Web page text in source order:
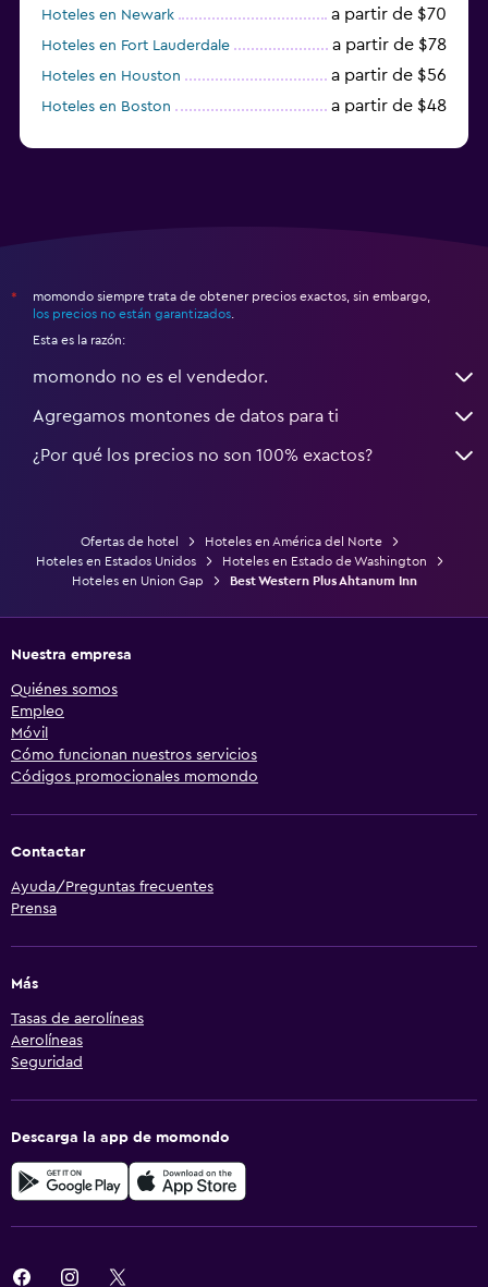
Hoteles en Newark a partir de $70
Hoteles en Fort Lauderdale a partir de $78
Hoteles en Houston a partir de $56
Hoteles en Boston a partir de $48
*
momondo siempre trata de obtener precios exactos, sin embargo,
los precios no están garantizados
Esta es la razón:
momondo no es el vendedor.
Agregamos montones de datos para ti
¿Por qué los precios no son 100% exactos?
Ofertas de hotel
Hoteles en América del Norte
Hoteles en Estados Unidos
Hoteles en Estado de Washington
Hoteles en Union Gap
Best Western Plus Ahtanum Inn
Nuestra empresa
Quiénes somos
Empleo
Móvil
Cómo funcionan nuestros servicios
Códigos promocionales momondo
Contactar
Ayuda/Preguntas frecuentes
Prensa
Más
Tasas de aerolíneas
Aerolíneas
Seguridad
Descarga la app de momondo